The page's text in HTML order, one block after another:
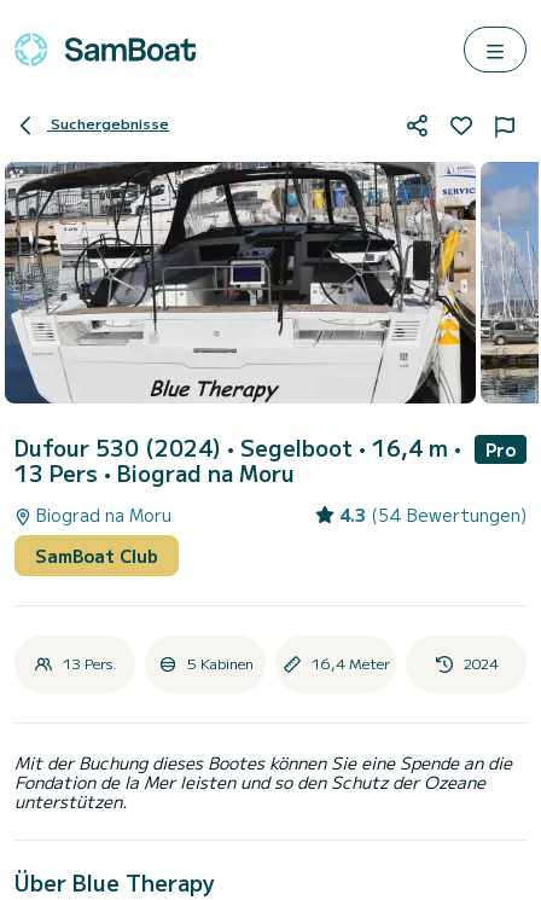
Suchergebnisse
Dufour 530 (2024) • Segelboot • 16,4 m •
13 Pers • Biograd na Moru
Pro
Biograd na Moru 4.3 (54 Bewertungen)
SamBoat Club
13 Pers. 5 Kabinen 16,4 Meter 2024
Mit der Buchung dieses Bootes können Sie eine Spende an die
Fondation de la Mer leisten und so den Schutz der Ozeane
unterstützen.
Über Blue Therapy